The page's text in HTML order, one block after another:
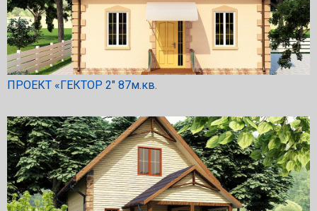
ПРОЕКТ «ГЕКТОР 2″ 87м.кв.